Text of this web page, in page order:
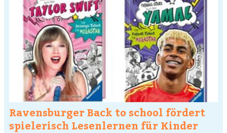
Ravensburger Back to school fördert
spielerisch Lesenlernen für Kinder